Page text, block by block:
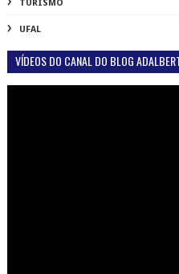
TURISMO
UFAL
VÍDEOS DO CANAL DO BLOG